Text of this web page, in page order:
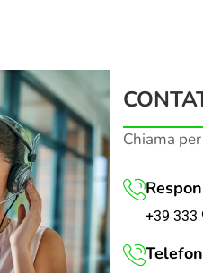
Chiama
+39 333